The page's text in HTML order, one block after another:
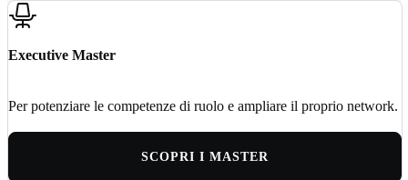
Executive Master
Per potenziare le competenze di ruolo e ampliare il proprio network.
SCOPRI I MASTER